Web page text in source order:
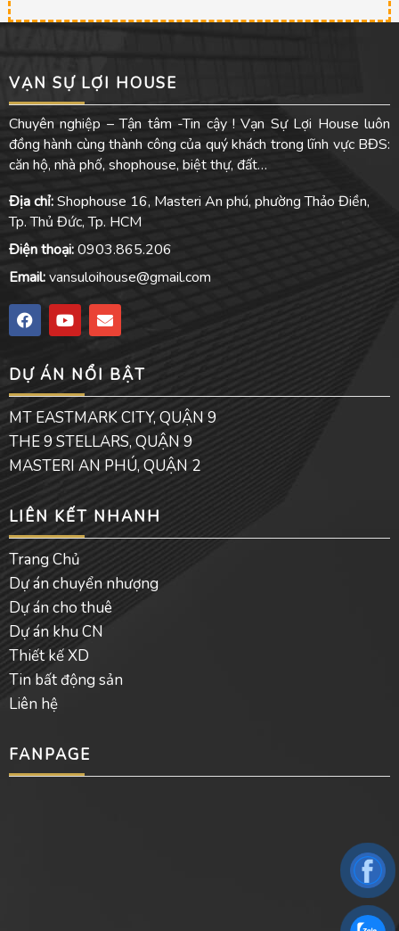
VẠN SỰ LỢI HOUSE
Chuyên nghiệp – Tận tâm -Tin cậy ! Vạn Sự Lợi House luôn
đồng hành cùng thành công của quý khách trong lĩnh vực BĐS:
căn hộ, nhà phố, shophouse, biệt thự, đất…
Địa chỉ:Shophouse 16, Masteri An phú, phường Thảo Điền,
Tp. Thủ Đức, Tp. HCM
Điện thoại:0903.865.206
Email:vansuloihouse@gmail.com
F
a
c
b
o
o
k
Y
o
u
u
b
e
E
n
v
o
p
e
DỰ ÁN NỔI BẬT
MT EASTMARK CITY, QUẬN 9
THE 9 STELLARS, QUẬN 9
MASTERI AN PHÚ, QUẬN 2
LIÊN KẾT NHANH
Trang Chủ
Dự án chuyển nhượng
Dự án cho thuê
Dự án khu CN
Thiết kế XD
Tin bất động sản
Liên hệ
FANPAGE